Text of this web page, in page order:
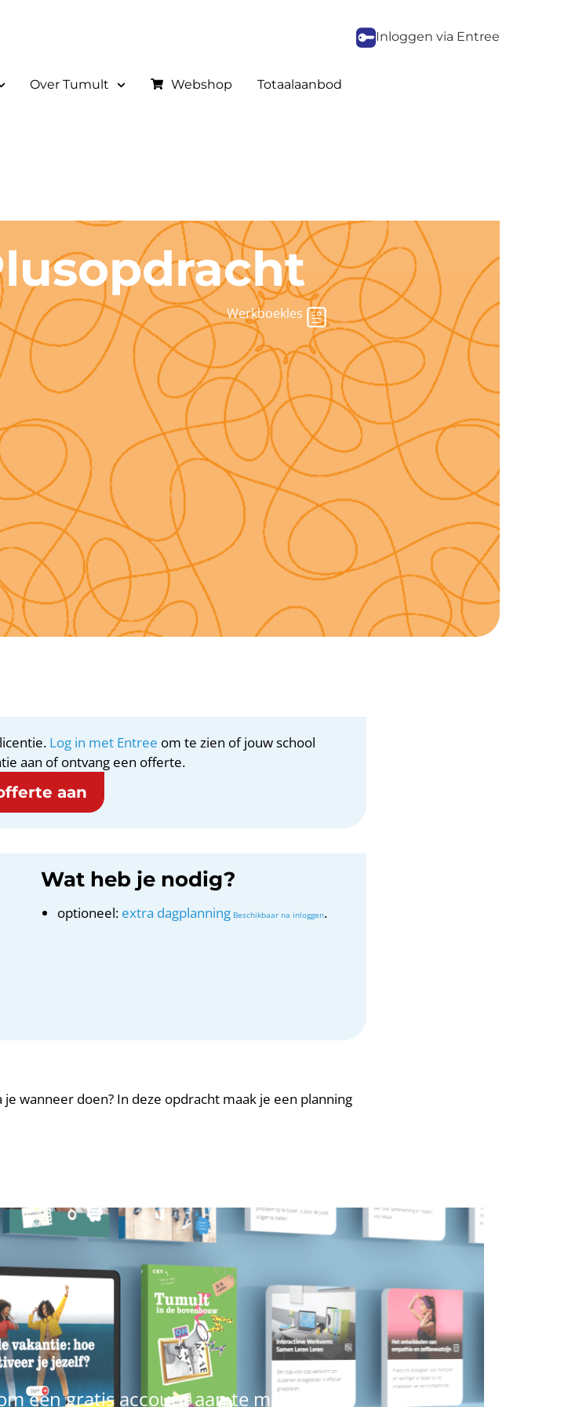
Inloggen via Entree
Over Tumult Webshop Totaalaanbod
Werkboekles
Log in met Entree om te zien of jouw school
aan of ontvang een offerte.
aan
Wat heb je nodig?
optioneel: extra dagplanning .
wanneer doen? In deze opdracht maak je een planning
een gratis account aan te maken.